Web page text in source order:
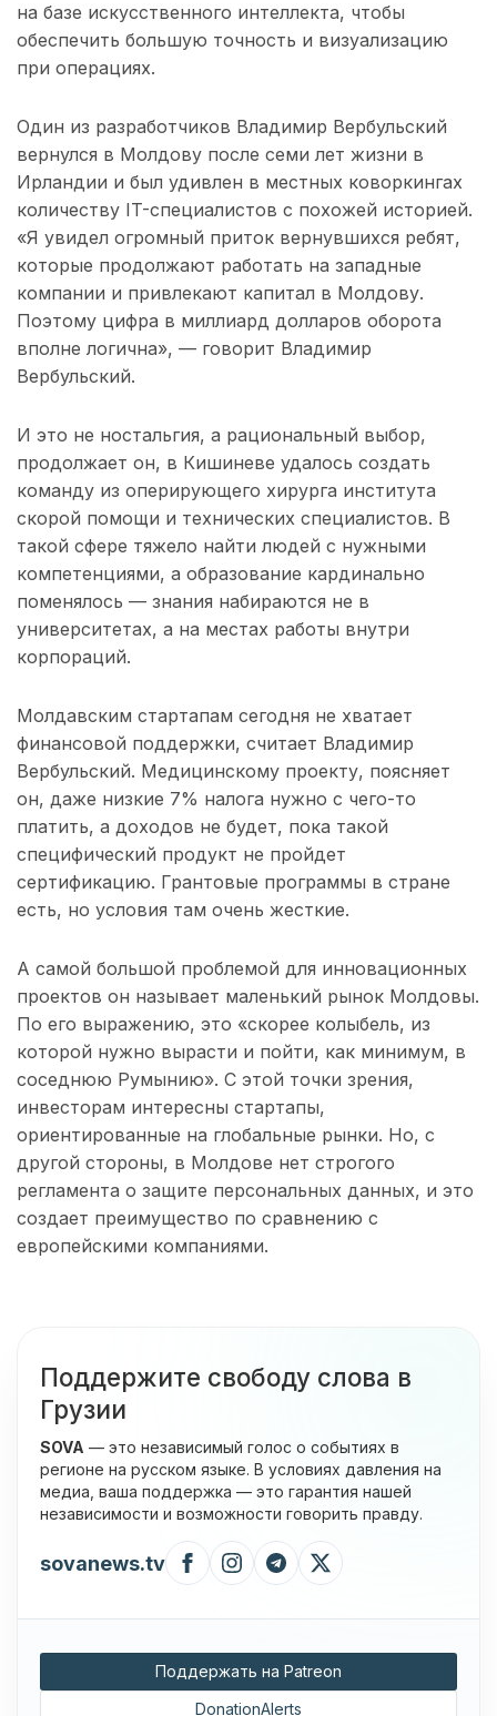
на базе искусственного интеллекта, чтобы
обеспечить большую точность и визуализацию
при операциях.
Один из разработчиков Владимир Вербульский
вернулся в Молдову после семи лет жизни в
Ирландии и был удивлен в местных коворкингах
количеству IT-специалистов с похожей историей.
«Я увидел огромный приток вернувшихся ребят,
которые продолжают работать на западные
компании и привлекают капитал в Молдову.
Поэтому цифра в миллиард долларов оборота
вполне логична», — говорит Владимир
Вербульский.
И это не ностальгия, а рациональный выбор,
продолжает он, в Кишиневе удалось создать
команду из оперирующего хирурга института
скорой помощи и технических специалистов. В
такой сфере тяжело найти людей с нужными
компетенциями, а образование кардинально
поменялось — знания набираются не в
университетах, а на местах работы внутри
корпораций.
Молдавским стартапам сегодня не хватает
финансовой поддержки, считает Владимир
Вербульский. Медицинскому проекту, поясняет
он, даже низкие 7% налога нужно с чего-то
платить, а доходов не будет, пока такой
специфический продукт не пройдет
сертификацию. Грантовые программы в стране
есть, но условия там очень жесткие.
А самой большой проблемой для инновационных
проектов он называет маленький рынок Молдовы.
По его выражению, это «скорее колыбель, из
которой нужно вырасти и пойти, как минимум, в
соседнюю Румынию». С этой точки зрения,
инвесторам интересны стартапы,
ориентированные на глобальные рынки. Но, с
другой стороны, в Молдове нет строгого
регламента о защите персональных данных, и это
создает преимущество по сравнению с
европейскими компаниями.
Поддержите свободу слова в
Грузии
SOVA — это независимый голос о событиях в
регионе на русском языке. В условиях давления на
медиа, ваша поддержка — это гарантия нашей
независимости и возможности говорить правду.
sovanews.tv
Поддержать на Patreon
DonationAlerts